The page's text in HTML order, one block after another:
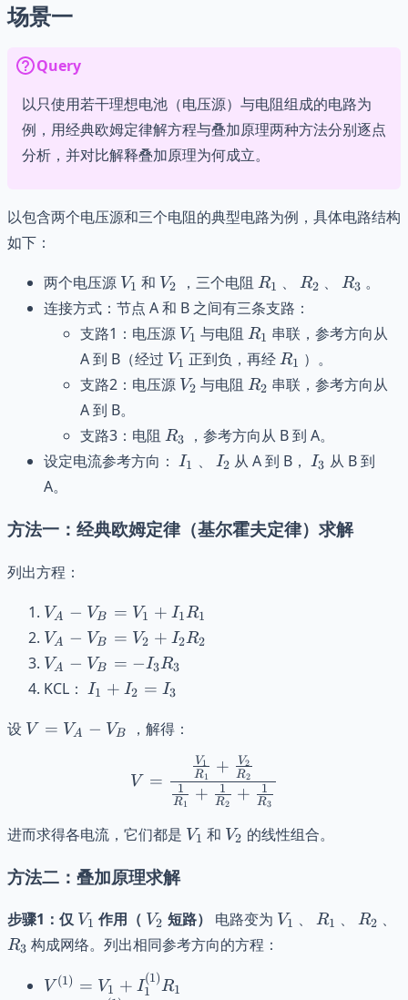
场景一
Query
以只使用若干理想电池（电压源）与电阻组成的电路为
例，用经典欧姆定律解方程与叠加原理两种方法分别逐点
分析，并对比解释叠加原理为何成立。
以包含两个电压源和三个电阻的典型电路为例，具体电路结构
如下：
两个电压源 V_1
V1 和 V_2
V2 ，三个电阻 R_1
R1 、 R_2
R2 、 R_3
R3 。
连接方式：节点 A 和 B 之间有三条支路：
支路1：电压源 V_1
V1 与电阻R_1
R1 串联，参考方向从
A 到 B（经过 V_1
V1 正到负，再经R_1
R1 ）。
支路2：电压源 V_2
V2 与电阻R_2
R2 串联，参考方向从
A 到 B。
支路3：电阻 R_3
R3
，参考方向从 B 到 A。
设定电流参考方向：
I_1
I1 、 I_2
I2 从 A 到 B，I_3
I3 从 B 到
A。
方法一：经典欧姆定律（基尔霍夫定律）求解
列出方程：
V_A
-
V_B
=
V_1
I_1
VA − VB = V1 + I1R1
V_A
-
V_B
=
V_2
+
VA − VB = V2 + I2R2
V_A
-
= -
VA − VB = −I3R3
KCL：
I_1
I_2
I1 + I2 = I3
设 V =
V = VA − VB
，解得：
V =
V =
R1
1 + R2
1 + R3
1
R1
V1 + R2
V2
进而求得各电流，它们都是 V_1
V1 和 V_2
V2 的线性组合。
方法二：叠加原理求解
步骤1：仅V_1
V1 作用（ V_2
V2 短路） 电路变为 V_1
V1 、 R_1
R1 、R_2
R2 、
R3 构成网络。列出相同参考方向的方程：
V^{(1)}
V (1) = V1 + I1
(1)
R1